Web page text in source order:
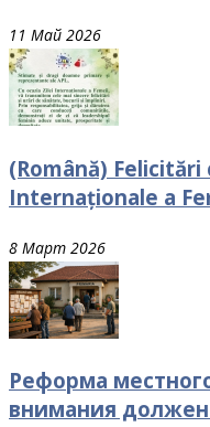
11 Май 2026
(Română) Felicitări
Internaționale a
8 Март 2026
Реформа
внимания